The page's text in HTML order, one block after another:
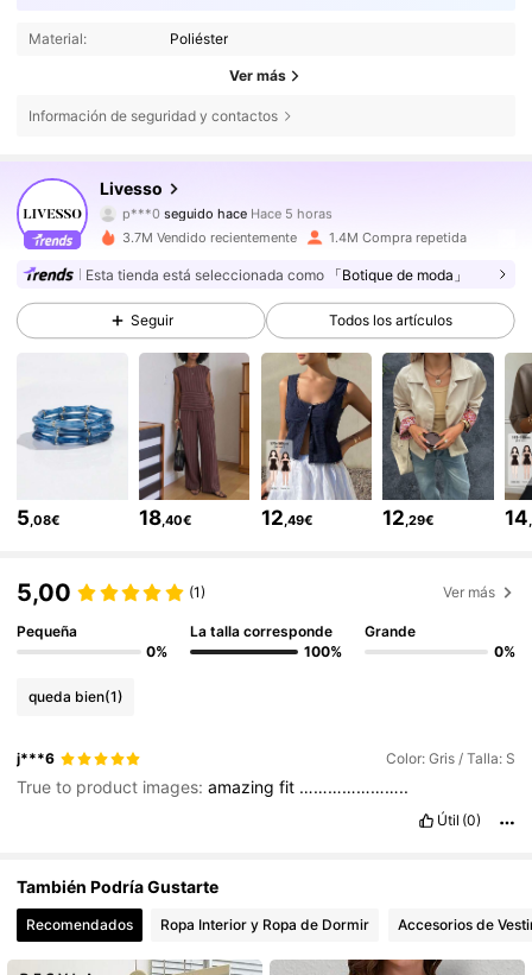
Material: Poliéster
Ver más
Información de seguridad y contactos
Livesso
p***0 seguido hace Hace 5 horas
a***1
está navegando
4,79
800K Seguidores
4,79 800K Seguidores
800K Seguidores
4,79 800K Seguidores
800K Seguidores
800K Seguidores
4,79 800K Seguidores
4,79 800K Seguidores
3.7M Vendido recientemente 1.4M Compra repetida
Esta tienda está seleccionada como 「Botique de moda」
Seguir Todos los artículos
5,08€ 18,40€ 12,49€ 12,29€ 14
5,00 (1) Ver más
Pequeña
0%
La talla corresponde
100%
Grande
0%
queda bien(1)
j***6 Color: Gris / Talla: S
True to product images:amazingfit …………………..
Útil (0)
También Podría Gustarte
Recomendados Ropa Interior y Ropa de Dormir Accesorios de